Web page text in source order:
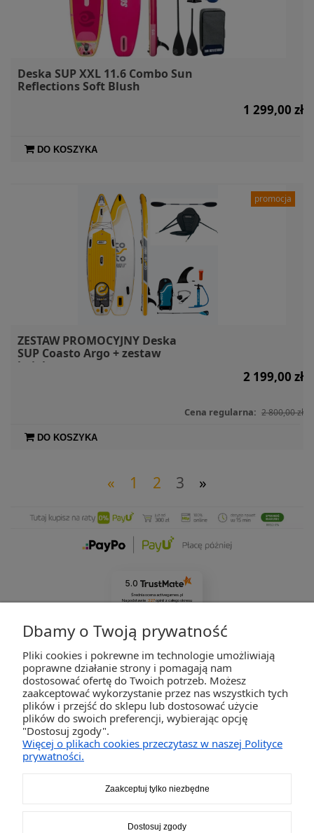
Deska SUP XXL 11.6 Combo Sun
Reflections Soft Blush
1 299,00 zł
DO KOSZYKA
ZESTAW PROMOCYJNY Deska
SUP Coasto Argo + zestaw
kajakowy
2 199,00 zł
Cena regularna: 2 800,00 zł
DO KOSZYKA
promocja
« 1 2 3 »
5.0
Średnia ocena activegames.pl
Na podstawie 327opinii z całego okresu
ZAKUPY
POMOC
2K-Invest Sp. j. Ul. Św. Wojciecha 60, 41-922 Radzionków, śląskie NIP: 645-241-94-33
Dbamy o Twoją prywatność
Pliki cookies i pokrewne im technologie umożliwiają
poprawne działanie strony i pomagają nam
dostosować ofertę do Twoich potrzeb. Możesz
zaakceptować wykorzystanie przez nas wszystkich tych
plików i przejść do sklepu lub dostosować użycie
plików do swoich preferencji, wybierając opcję
"Dostosuj zgody".
Więcej o plikach cookies przeczytasz w naszej Polityce
prywatności.
Zaakceptuj tylko niezbędne
Dostosuj zgody